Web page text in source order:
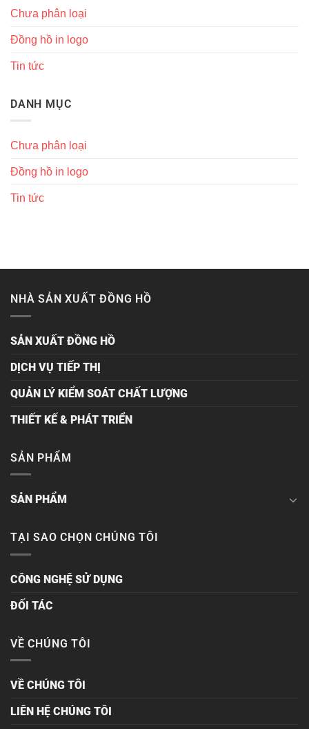
Chưa phân loại
Đồng hồ in logo
Tin tức
DANH MỤC
Chưa phân loại
Đồng hồ in logo
Tin tức
NHÀ SẢN XUẤT ĐỒNG HỒ
SẢN XUẤT ĐỒNG HỒ
DỊCH VỤ TIẾP THỊ
QUẢN LÝ KIỂM SOÁT CHẤT LƯỢNG
THIẾT KẾ & PHÁT TRIỂN
SẢN PHẨM
SẢN PHẨM
TẠI SAO CHỌN CHÚNG TÔI
CÔNG NGHỆ SỬ DỤNG
ĐỐI TÁC
VỀ CHÚNG TÔI
VỀ CHÚNG TÔI
LIÊN HỆ CHÚNG TÔI